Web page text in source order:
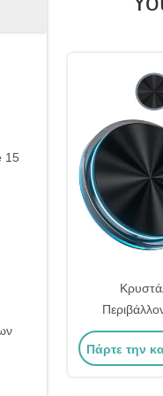
15
Πάρτε την